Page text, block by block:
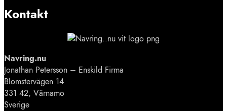
Kontakt
Navring.nu
Jonathan Petersson – Enskild Firma
Blomstervägen 14
331 42, Värnamo
Sverige